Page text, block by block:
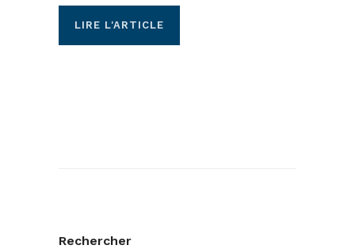
LIRE L'ARTICLE
Rechercher